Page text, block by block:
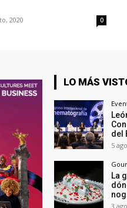
2020 0
LO MÁS
del
5
La
3